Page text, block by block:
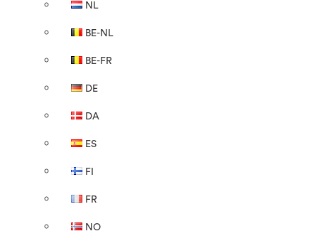
NL
BE-NL
BE-FR
DE
DA
ES
FI
FR
NO